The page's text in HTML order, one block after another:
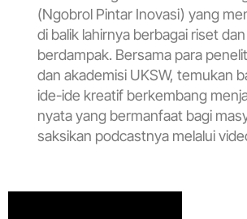
(Ngobrol Pintar Inovasi) yang
di balik lahirnya berbagai riset
berdampak. Bersama para
dan akademisi UKSW, temukan
ide-ide kreatif berkembang
nyata yang bermanfaat bagi
saksikan podcastnya melalui